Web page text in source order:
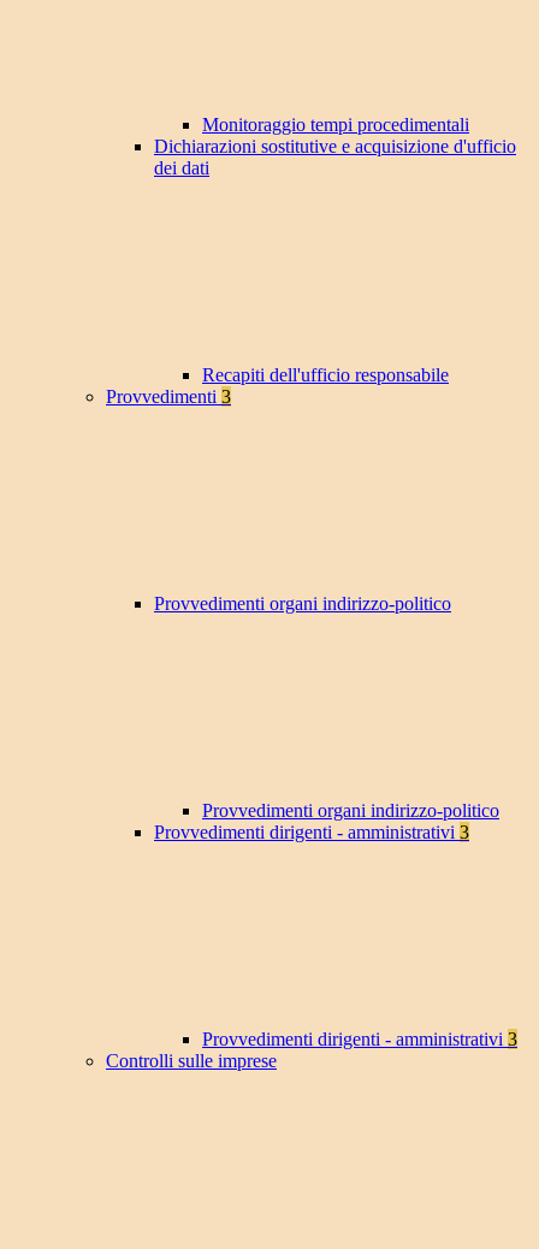
Monitoraggio tempi procedimentali
Dichiarazioni sostitutive e acquisizione d'ufficio
dei dati
Recapiti dell'ufficio responsabile
Provvedimenti 3
Provvedimenti organi indirizzo-politico
Provvedimenti organi indirizzo-politico
Provvedimenti dirigenti - amministrativi 3
Provvedimenti dirigenti - amministrativi 3
Controlli sulle imprese